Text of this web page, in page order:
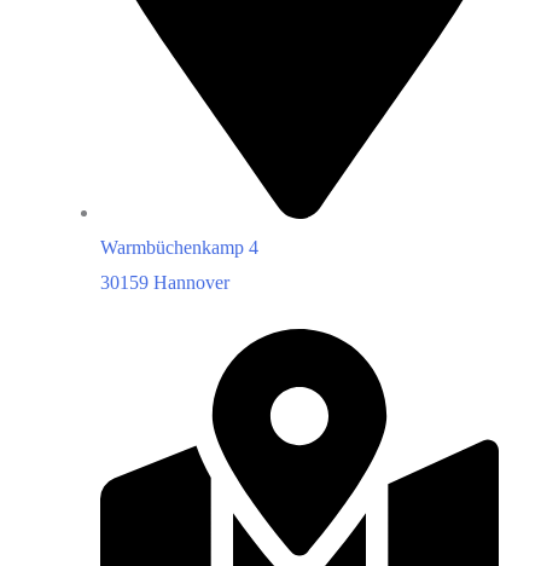
Warmbüchenkamp 4
30159 Hannover